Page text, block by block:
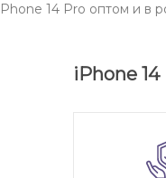
14 Pro оптом и в
iPhone 14